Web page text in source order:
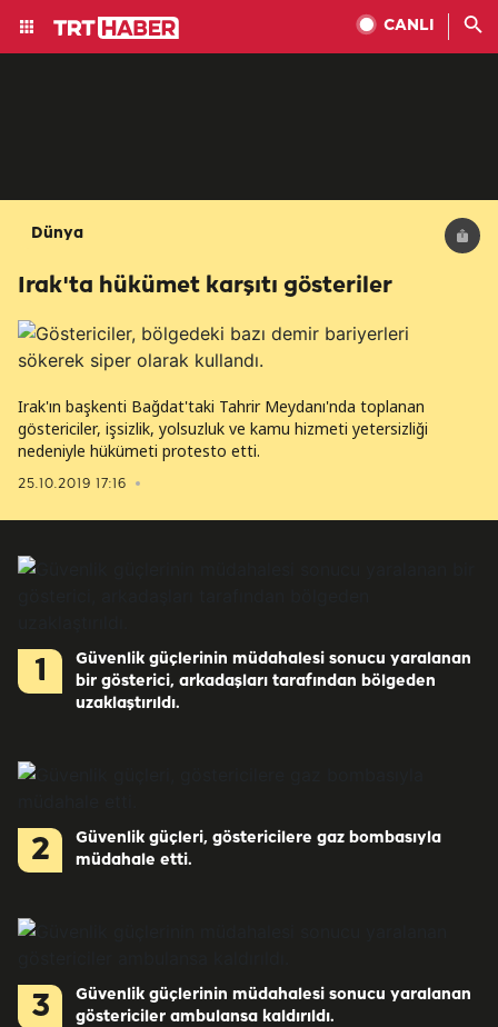
CANLI
Dünya
Irak'ta hükümet karşıtı gösteriler
25.10.2019 17:16
Irak'ın başkenti Bağdat'taki Tahrir Meydanı'nda toplanan
göstericiler, işsizlik, yolsuzluk ve kamu hizmeti yetersizliği
nedeniyle hükümeti protesto etti.
1
Güvenlik güçlerinin müdahalesi sonucu yaralanan
bir gösterici, arkadaşları tarafından bölgeden
uzaklaştırıldı.
2
Güvenlik güçleri, göstericilere gaz bombasıyla
müdahale etti.
3
Güvenlik güçlerinin müdahalesi sonucu yaralanan
göstericiler ambulansa kaldırıldı.